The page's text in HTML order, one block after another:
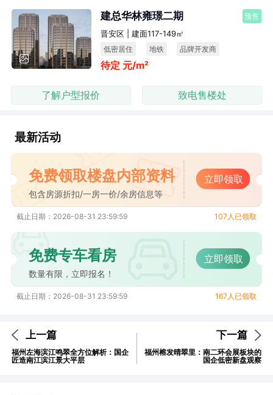
建总华林雍璟二期 预售
晋安区 | 建面117-149㎡
低密居住 地铁
品牌开发商
改善房
待定 元/m²
了解户型报价 致电售楼处
最新活动
免费领取楼盘内部资料
包含房源折扣/一房一价/余房信息等
立即领取
截止日期：2026-08-31 23:59:59 107人已领取
免费专车看房
数量有限，立即报名！
立即领取
截止日期：2026-08-31 23:59:59 167人已领取
上一篇
福州左海滨江鸣翠全方位解析：国企
匠造南江滨江景大平层
下一篇
福州榕发晴翠里：南二环会展板块的
国企低密新盘观察